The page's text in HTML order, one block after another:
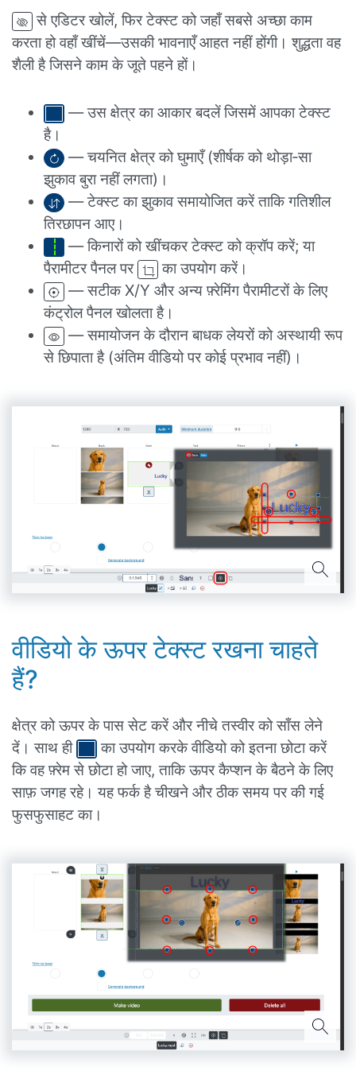
से एडिटर खोलें, फिर टेक्स्ट को जहाँ सबसे अच्छा काम
करता हो वहाँ खींचें—उसकी भावनाएँ आहत नहीं होंगी। शुद्धता वह
शैली है जिसने काम के जूते पहने हों।
— उस क्षेत्र का आकार बदलें जिसमें आपका टेक्स्ट
है।
— चयनित क्षेत्र को घुमाएँ (शीर्षक को थोड़ा‑सा
झुकाव बुरा नहीं लगता)।
— टेक्स्ट का झुकाव समायोजित करें ताकि गतिशील
तिरछापन आए।
— किनारों को खींचकर टेक्स्ट को क्रॉप करें; या
पैरामीटर पैनल पर
का उपयोग करें।
— सटीक X/Y और अन्य फ़्रेमिंग पैरामीटरों के लिए
कंट्रोल पैनल खोलता है।
— समायोजन के दौरान बाधक लेयरों को अस्थायी रूप
से छिपाता है (अंतिम वीडियो पर कोई प्रभाव नहीं)।
वीडियो के ऊपर टेक्स्ट रखना चाहते
हैं?
क्षेत्र को ऊपर के पास सेट करें और नीचे तस्वीर को साँस लेने
दें। साथ ही
का उपयोग करके वीडियो को इतना छोटा करें
कि वह फ़्रेम से छोटा हो जाए, ताकि ऊपर कैप्शन के बैठने के लिए
साफ़ जगह रहे। यह फर्क है चीखने और ठीक समय पर की गई
फुसफुसाहट का।